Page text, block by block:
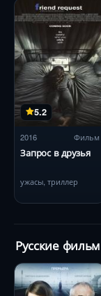
5.2
2016 Фильм
Запрос в друзья
ужасы, триллер
Русские